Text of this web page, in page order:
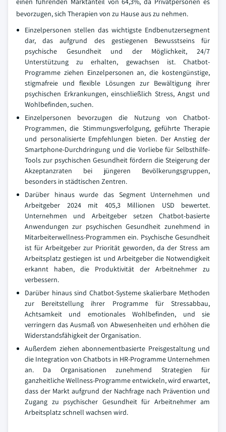
bevorzugen, sich Therapien von zu Hause aus zu nehmen.
Einzelpersonen stellen das wichtigste Endbenutzersegment
dar, das aufgrund des gestiegenen Bewusstseins für
psychische Gesundheit und der Möglichkeit, 24/7
Unterstützung zu erhalten, gewachsen ist. Chatbot-
Programme ziehen Einzelpersonen an, die kostengünstige,
stigmafreie und flexible Lösungen zur Bewältigung ihrer
psychischen Erkrankungen, einschließlich Stress, Angst und
Wohlbefinden, suchen.
Einzelpersonen bevorzugen die Nutzung von Chatbot-
Programmen, die Stimmungsverfolgung, geführte Therapie
und personalisierte Empfehlungen bieten. Der Anstieg der
Smartphone-Durchdringung und die Vorliebe für Selbsthilfe-
Tools zur psychischen Gesundheit fördern die Steigerung der
Akzeptanzraten bei jüngeren Bevölkerungsgruppen,
besonders in städtischen Zentren.
Darüber hinaus wurde das Segment Unternehmen und
Arbeitgeber 2024 mit 405,3 Millionen USD bewertet.
Unternehmen und Arbeitgeber setzen Chatbot-basierte
Anwendungen zur psychischen Gesundheit zunehmend in
Mitarbeiterwellness-Programmen ein. Psychische Gesundheit
ist für Arbeitgeber zur Priorität geworden, da der Stress am
Arbeitsplatz gestiegen ist und Arbeitgeber die Notwendigkeit
erkannt haben, die Produktivität der Arbeitnehmer zu
verbessern.
Darüber hinaus sind Chatbot-Systeme skalierbare Methoden
zur Bereitstellung ihrer Programme für Stressabbau,
Achtsamkeit und emotionales Wohlbefinden, und sie
verringern das Ausmaß von Abwesenheiten und erhöhen die
Widerstandsfähigkeit der Organisation.
Außerdem ziehen abonnementbasierte Preisgestaltung und
die Integration von Chatbots in HR-Programme Unternehmen
an. Da Organisationen zunehmend Strategien für
ganzheitliche Wellness-Programme entwickeln, wird erwartet,
dass der Markt aufgrund der Nachfrage nach Prävention und
Zugang zu psychischer Gesundheit für Arbeitnehmer am
Arbeitsplatz schnell wachsen wird.